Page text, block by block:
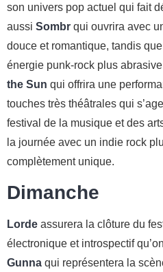
son univers pop actuel qui fait
aussi Sombr qui ouvrira avec
douce et romantique, tandis que
énergie punk-rock plus
the Sun qui offrira une
touches très théâtrales qui
festival de la musique et des
la journée avec un indie rock
complètement unique.
Dimanche
Lorde assurera la clôture du
électronique et introspectif
Gunna qui représentera la